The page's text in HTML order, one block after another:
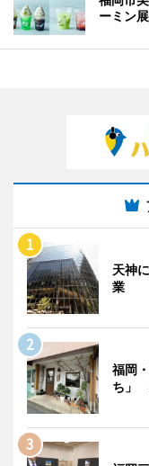
ーミン
天神
業
福岡
ち」